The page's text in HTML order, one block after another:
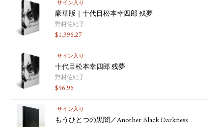
サイン入り
豪華版｜十代目松本幸四郎 残夢
野村佐紀子
$1,396.27
サイン入り
十代目松本幸四郎 残夢
野村佐紀子
$96.96
サイン入り
もうひとつの黒闇／Another Black Darkness